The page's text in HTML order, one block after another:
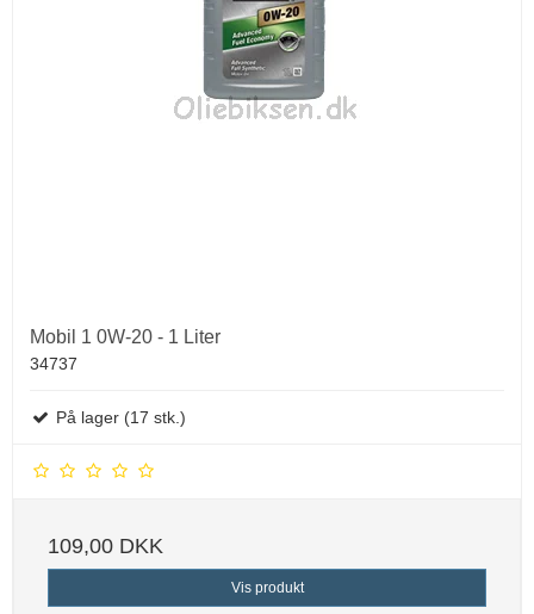
Mobil 1 0W-20 - 1 Liter
34737
På lager (17 stk.)
109,00 DKK
Vis produkt